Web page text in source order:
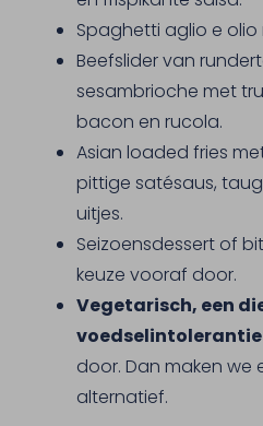
Spaghetti aglio e
Beefslider van
sesambrioche met
bacon en rucola.
Asian loaded fries
pittige satésaus,
uitjes.
Seizoensdessert of
keuze vooraf door.
Vegetarisch, een
door. Dan maken we
alternatief.